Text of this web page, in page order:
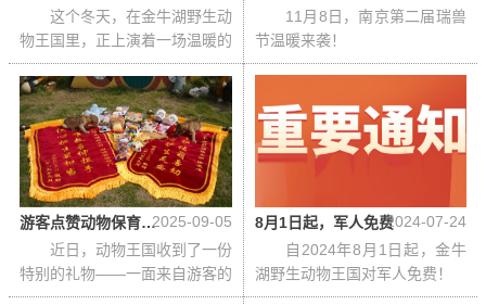
这个冬天，在金牛湖野生动
物王国里，正上演着一场温暖的
“爱心循环”。我们的一份特
11月8日，南京第二届瑞兽
节温暖来袭！
游客点赞动物保育，锦旗致谢“爱心奶妈”
近日，动物王国收到了一份
特别的礼物——一面来自游客的
锦旗。红丝绒的旗面上，金黄
2025-09-05
8月1日起，军人免费
自2024年8月1日起，金牛
湖野生动物王国对军人免费！
2024-07-24